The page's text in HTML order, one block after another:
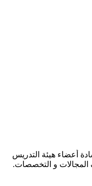
أعضاء هيئة التدريس
المجالات و التخصصات.